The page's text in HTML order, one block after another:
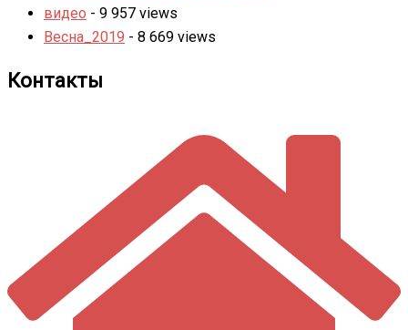
видео - 9 957 views
Весна_2019 - 8 669 views
Контакты